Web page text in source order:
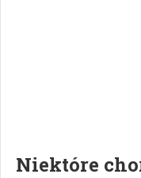
Niektóre